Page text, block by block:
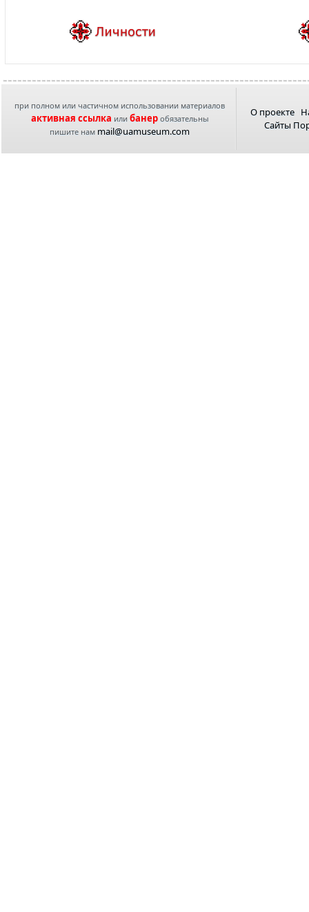
при полном или частичном использовании материалов
активная ссылка или банеробязательны
пишите нам mail@uamuseum.com
О проекте
Сайты